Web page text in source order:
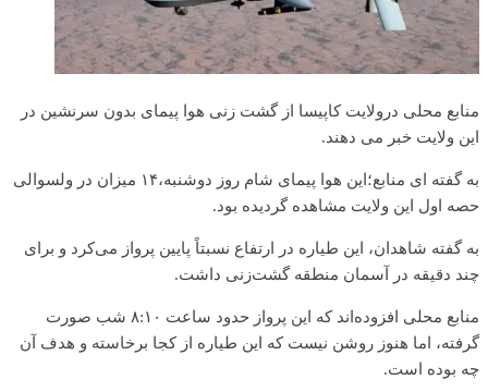
منابع محلی در‌ولایت کاپیسا از گشت زنی هوا پیمای بدون سرنشین در
این ولایت خبر می دهند.
به گفته ای منابع؛این هوا پیمای شام روز دوشنبه،۱۴ میزان در ولسوالی
حصه اول این ولایت مشاهده گردیده بود.
به گفته شاهدان، این طیاره در ارتفاع نسبتاً پایین پرواز می‌کرد و برای
چند دقیقه در آسمان منطقه گشت‌زنی داشت.
منابع محلی افزوده‌اند که این پرواز حدود ساعت ۸:۱۰ شب صورت
گرفته، اما هنوز روشن نیست که این طیاره از کجا برخاسته و هدف آن
چه بوده است.